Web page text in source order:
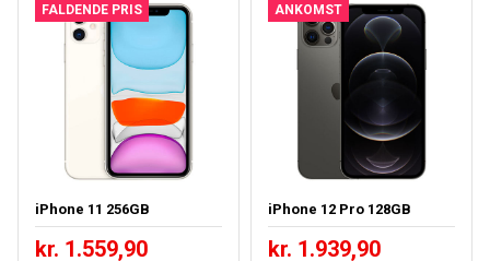
FALDENDE PRIS
iPhone 11 256GB
kr. 1.559,90
ANKOMST
iPhone 12 Pro 128GB
kr. 1.939,90